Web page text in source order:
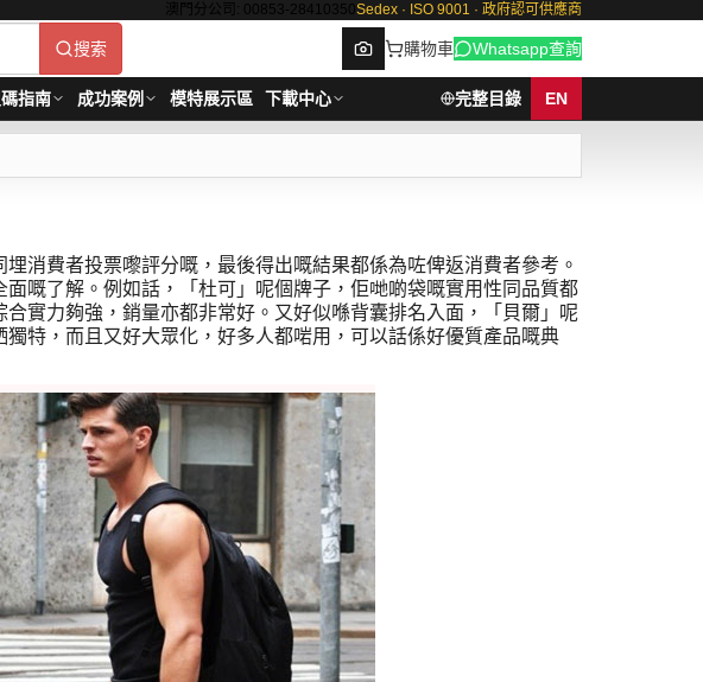
澳門分公司: 00853-28410350 Sedex · ISO 9001 · 政府認可供應商
搜索 購物車 Whatsapp查詢
指南 成功案例 模特展示區 下載中心 完整目錄 EN
消費者投票嚟評分嘅，最後得出嘅結果都係為咗俾返消費者參考。
嘅了解。例如話，「杜可」呢個牌子，佢哋啲袋嘅實用性同品質都
實力夠強，銷量亦都非常好。又好似喺背囊排名入面，「貝爾」呢
特，而且又好大眾化，好多人都啱用，可以話係好優質產品嘅典